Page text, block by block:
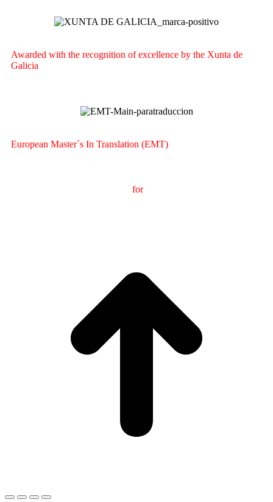
Awarded with the recognition of excellence by the Xunta de
Galicia
European Master´s In Translation (EMT)
forInternational